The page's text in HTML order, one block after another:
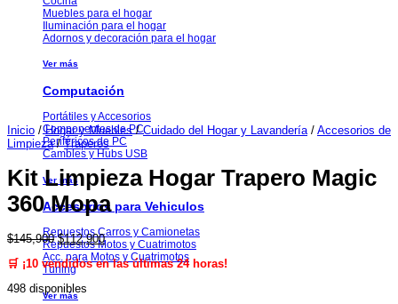
Muebles para el hogar
Iluminación para el hogar
Adornos y decoración para el hogar
Ver más
Computación
Portátiles y Accesorios
Componentes de PC
Periféricos de PC
Cambles y Hubs USB
Ver más
Accesorios para Vehiculos
Repuestos Carros y Camionetas
Repuestos Motos y Cuatrimotos
Acc. para Motos y Cuatrimotos
Tuning
Ver más
Inicio / Hogar y Muebles / Cuidado del Hogar y Lavandería / Accesorios de
Limpieza / Traperos
Kit Limpieza Hogar Trapero Magic
360 Mopa
$145,900 El
precio
original
era:
$145,900.
$112,900El
precio
actual
🛒 ¡10 vendidos en las últimas 24 horas!
498 disponibles